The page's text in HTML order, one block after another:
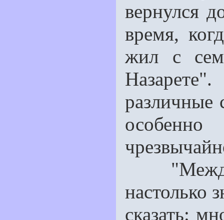
вернулся
время,
жил с
различные
"Между
настолько
сказать: